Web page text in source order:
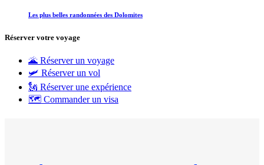
Les plus belles randonnées des Dolomites
Réserver votre voyage
🌋 Réserver un voyage
🛩 Réserver un vol
🗽 Réserver une expérience
🗺 Commander un visa